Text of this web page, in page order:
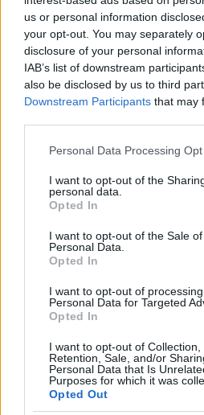
us or personal information
your opt-out. You may separately
disclosure of your personal
IAB’s list of downstream
also be disclosed by us to third
Downstream Participants that may
Please note that this website/app
not limited to your visit or usage
grant or deny consent to Google
use your data for below specified
consent section.
Personal Data Processing
I want to opt-out of the
personal data.
Opted In
I want to opt-out of the Sale
Personal Data.
Opted In
I want to opt-out of
Personal Data for Targeted
Opted In
I want to opt-out of Collection,
Retention, Sale, and/or
Personal Data that Is
Purposes for which it was
Opted Out
esperances als de la Capital
com Bryan De Sokolow va
4-1.
La derrota complica les
cauen en la dotzena
troba a un sol punt de la
perquè finalitzi el campionat.
estan obligats a guanyar
contra la Unió Esportiva
d'altres resultats per
El Bàsquet Manlleu passa
Bàsquet Neus (90-68)
El sènior masculí del